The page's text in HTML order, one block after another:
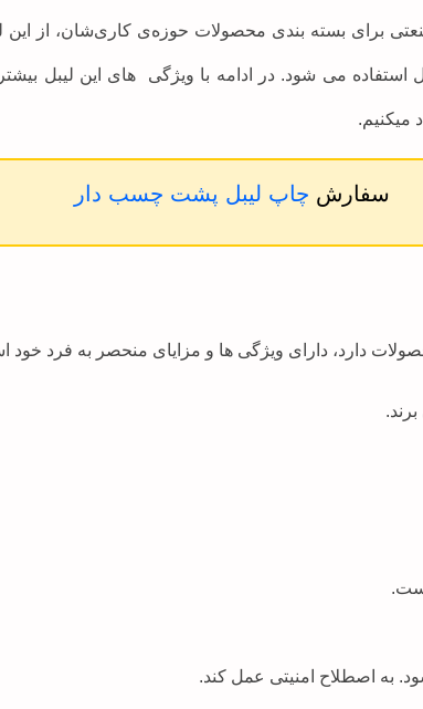
برای بسته بندی محصولات حوزه‌ی کاری‌شان، از این
می شود. در ادامه با ویژگی های این لیبل
میکنیم.
سفارش چاپ لیبل پشت چسب دار
دارد، دارای ویژگی ها و مزایای منحصر به فرد
به اصطلاح امنیتی عمل کند.